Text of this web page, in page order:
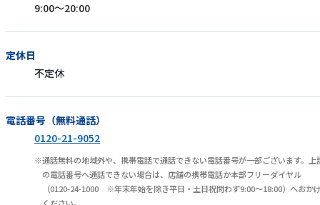
9:00〜20:00
定休日
不定休
電話番号（無料通話）
0120-21-9052
通話無料の地域外や、携帯電話で通話できない電話番号が一部ございます。上
の電話番号へ通話できない場合は、店舗の携帯電話か本部フリーダイヤル
（0120-24-1000 ※年末年始を除き平日・土日祝問わず9:00～18:00）へおか